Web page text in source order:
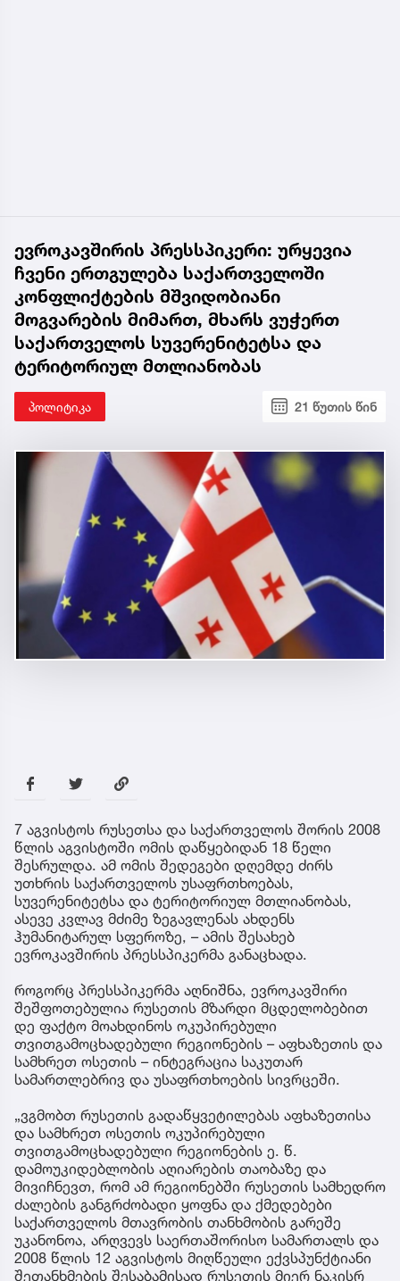
ევროკავშირის პრესსპიკერი: ურყევია
ჩვენი ერთგულება საქართველოში
კონფლიქტების მშვიდობიანი
მოგვარების მიმართ, მხარს ვუჭერთ
საქართველოს სუვერენიტეტსა და
ტერიტორიულ მთლიანობას
პოლიტიკა 21 წუთის წინ
7 აგვისტოს რუსეთსა და საქართველოს შორის 2008
წლის აგვისტოში ომის დაწყებიდან 18 წელი
შესრულდა. ამ ომის შედეგები დღემდე ძირს
უთხრის საქართველოს უსაფრთხოებას,
სუვერენიტეტსა და ტერიტორიულ მთლიანობას,
ასევე კვლავ მძიმე ზეგავლენას ახდენს
ჰუმანიტარულ სფეროზე, – ამის შესახებ
ევროკავშირის პრესსპიკერმა განაცხადა.
როგორც პრესსპიკერმა აღნიშნა, ევროკავშირი
შეშფოთებულია რუსეთის მზარდი მცდელობებით
დე ფაქტო მოახდინოს ოკუპირებული
თვითგამოცხადებული რეგიონების – აფხაზეთის და
სამხრეთ ოსეთის – ინტეგრაცია საკუთარ
სამართლებრივ და უსაფრთხოების სივრცეში.
„ვგმობთ რუსეთის გადაწყვეტილებას აფხაზეთისა
და სამხრეთ ოსეთის ოკუპირებული
თვითგამოცხადებული რეგიონების ე. წ.
დამოუკიდებლობის აღიარების თაობაზე და
მივიჩნევთ, რომ ამ რეგიონებში რუსეთის სამხედრო
ძალების განგრძობადი ყოფნა და ქმედებები
საქართველოს მთავრობის თანხმობის გარეშე
უკანონოა, არღვევს საერთაშორისო სამართალს და
2008 წლის 12 აგვისტოს მიღწეული ექვსპუნქტიანი
შეთანხმების შესაბამისად რუსეთის მიერ ნაკისრ